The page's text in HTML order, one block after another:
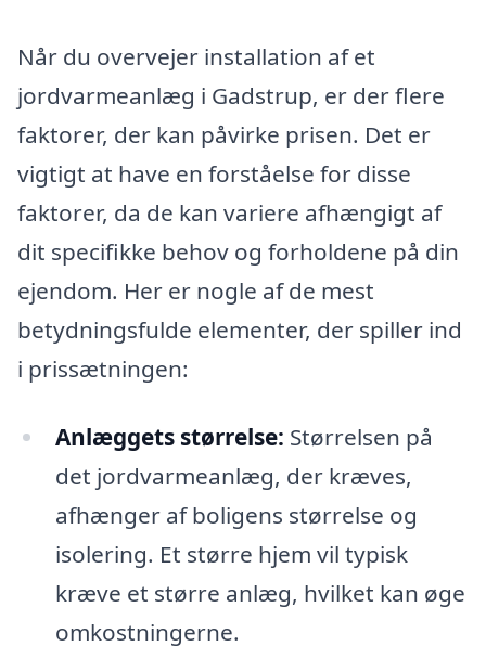
Når du overvejer installation af et
jordvarmeanlæg i Gadstrup, er der flere
faktorer, der kan påvirke prisen. Det er
vigtigt at have en forståelse for disse
faktorer, da de kan variere afhængigt af
dit specifikke behov og forholdene på din
ejendom. Her er nogle af de mest
betydningsfulde elementer, der spiller ind
i prissætningen:
Anlæggets størrelse: Størrelsen på
det jordvarmeanlæg, der kræves,
afhænger af boligens størrelse og
isolering. Et større hjem vil typisk
kræve et større anlæg, hvilket kan øge
omkostningerne.